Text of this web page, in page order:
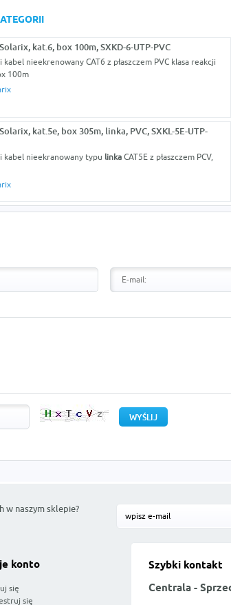
kat.6, box 100m, SXKD-6-UTP-PVC
kabel nieekrenowany CAT6 z płaszczem PVC klasa reakcji
100m
kat.5e, box 305m, linka, PVC, SXKL-5E-UTP-
kabel nieekranowany typu linka CAT5E z płaszczem PCV,
w naszym sklepie?
Szybki kontakt
Centrala -
konto
się
się